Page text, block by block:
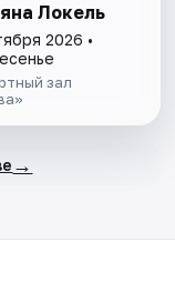
Локель
2026 •
зал
→